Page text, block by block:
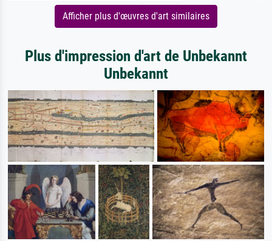
Afficher plus d'œuvres d'art similaires
Plus d'impression d'art de Unbekannt
Unbekannt